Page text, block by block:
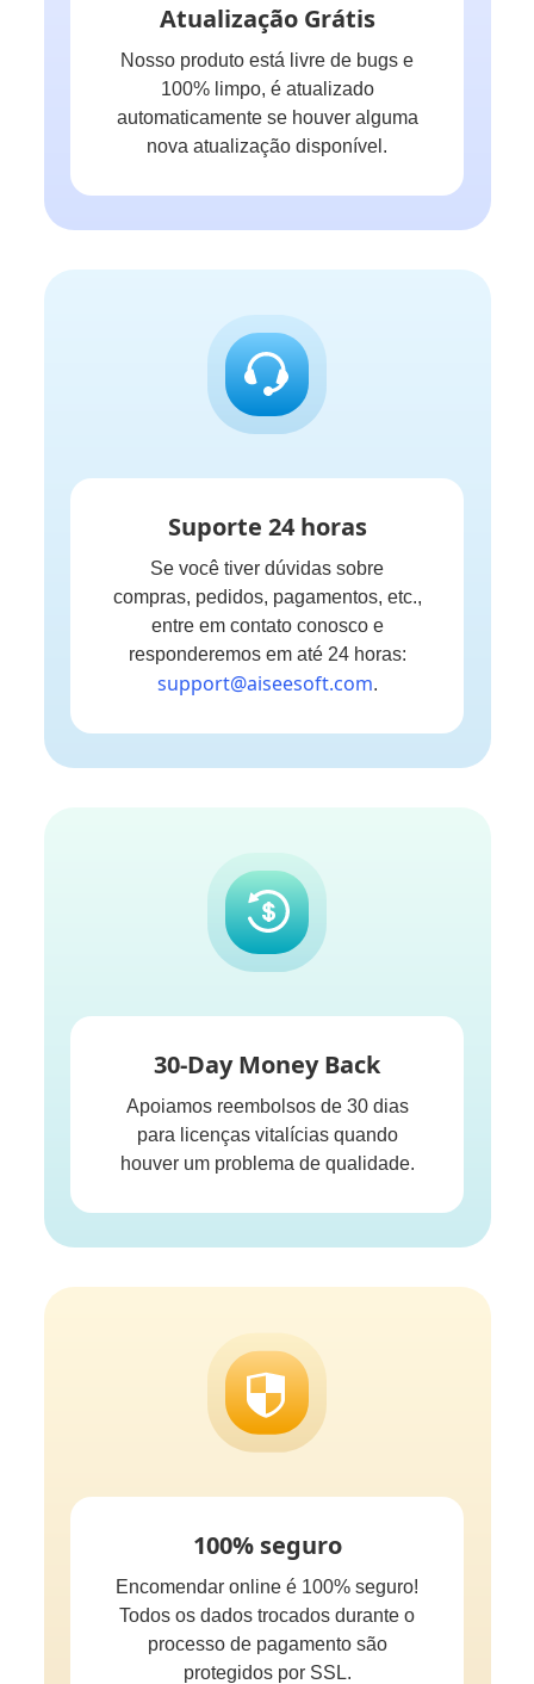
Atualização Grátis
Nosso produto está livre de bugs e
100% limpo, é atualizado
automaticamente se houver alguma
nova atualização disponível.
Suporte 24 horas
Se você tiver dúvidas sobre
compras, pedidos, pagamentos, etc.,
entre em contato conosco e
responderemos em até 24 horas:
support@aiseesoft.com.
30-Day Money Back
Apoiamos reembolsos de 30 dias
para licenças vitalícias quando
houver um problema de qualidade.
100% seguro
Encomendar online é 100% seguro!
Todos os dados trocados durante o
processo de pagamento são
protegidos por SSL.